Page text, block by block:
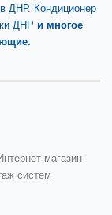
ДНР. Кондиционер
ДНР и многое
магазин
систем